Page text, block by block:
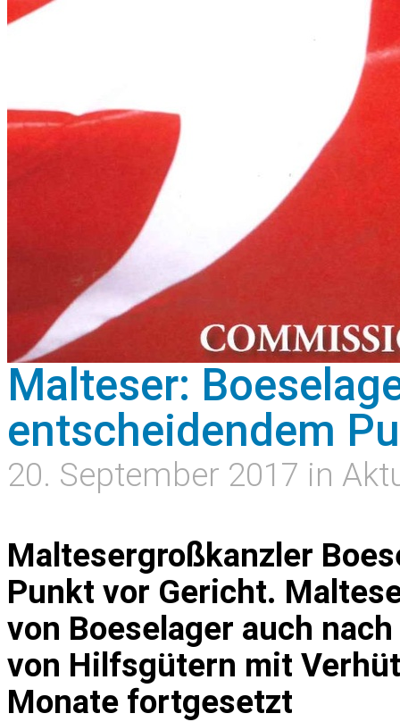
Malteser:
entscheidendem
20. September 2017 in
Maltesergroßkanzler
Punkt vor Gericht.
von Boeselager auch
von Hilfsgütern mit
Monate fortgesetzt